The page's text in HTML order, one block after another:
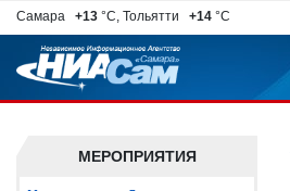
Самара +13 °C, Тольятти +14 °C
МЕРОПРИЯТИЯ